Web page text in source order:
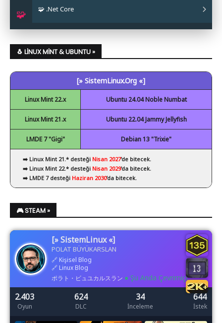
🧩
✔ Obsidian
✔ Eclipse
✔ Code::Blocks
✔ NetBeans
✔ Visual Studio Code
🧩 .Net Core
✔ .Net Core Kurulumu
🐧 LINUX MINT & UBUNTU »
[» SistemLinux.Org «]
Linux Mint 22.x Ubuntu 24.04 Noble Numbat
Linux Mint 21.x Ubuntu 22.04 Jammy Jellyfish
LMDE 7 "Gigi" Debian 13 "Trixie"
➡️ Linux Mint 21.* desteği Nisan 2027’de bitecek.
➡️ Linux Mint 22.* desteği Nisan 2029’da bitecek.
➡️ LMDE 7 desteği Haziran 2030’da bitecek.
🎮 STEAM »
[» SistemLinux «]
POLAT BÜYÜKARSLAN
🔗 Kişisel Blog
🔗 Linux Blog
ポラト・ビュユカルスラン ● Şu Anda Çevrimiçi
2.403
Oyun
624
DLC
34
İnceleme
644
İstek